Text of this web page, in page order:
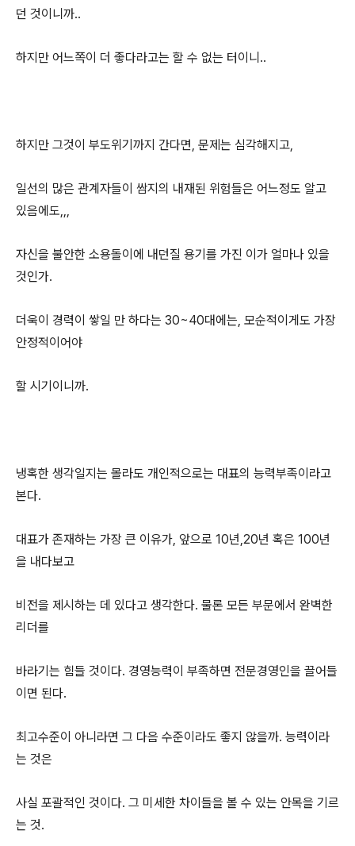
던 것이니까..
하지만 어느쪽이 더 좋다라고는 할 수 없는 터이니..
하지만 그것이 부도위기까지 간다면, 문제는 심각해지고,
일선의 많은 관계자들이 쌈지의 내재된 위험들은 어느정도 알고
있음에도,,,
자신을 불안한 소용돌이에 내던질 용기를 가진 이가 얼마나 있을
것인가.
더욱이 경력이 쌓일 만 하다는 30~40대에는, 모순적이게도 가장
안정적이어야
할 시기이니까.
냉혹한 생각일지는 몰라도 개인적으로는 대표의 능력부족이라고
본다.
대표가 존재하는 가장 큰 이유가, 앞으로 10년,20년 혹은 100년
을 내다보고
비전을 제시하는 데 있다고 생각한다. 물론 모든 부문에서 완벽한
리더를
바라기는 힘들 것이다. 경영능력이 부족하면 전문경영인을 끌어들
이면 된다.
최고수준이 아니라면 그 다음 수준이라도 좋지 않을까. 능력이라
는 것은
사실 포괄적인 것이다. 그 미세한 차이들을 볼 수 있는 안목을 기르
는 것.